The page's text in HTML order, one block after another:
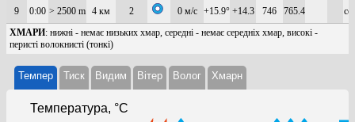
9
0:00 > 2500 m 4 км 2 0 м/с +15.9° +14.3 746 765.4
ХМАРИ: нижні - немає низьких хмар, середні - немає середніх хмар, високі -
перисті волокнисті (тонкі)
Темпер Тиск Видим Вітер Волог Хмарн
Температура, °C